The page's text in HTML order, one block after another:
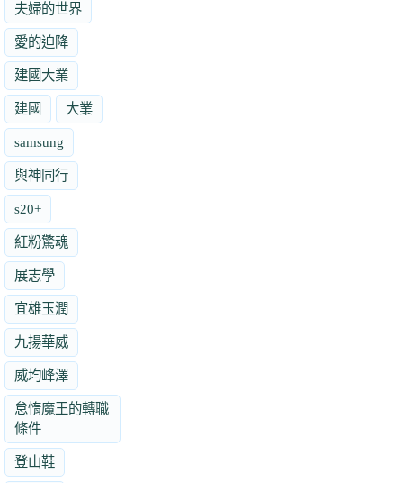
夫婦的世界
愛的迫降
建國大業
建國 大業
samsung
與神同行
s20+
紅粉驚魂
展志學
宜雄玉潤
九揚華威
威均峰澤
怠惰魔王的轉職
條件
登山鞋